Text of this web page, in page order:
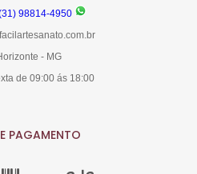
98814-4950
- MG
de 09:00 ás 18:00
PAGAMENTO